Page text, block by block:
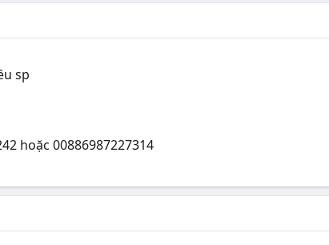
sp
hoặc 00886987227314